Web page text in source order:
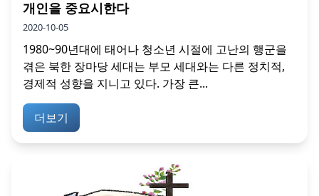
개인을 중요시한다
2020-10-05
1980~90년대에 태어나 청소년 시절에 고난의 행군을
겪은 북한 장마당 세대는 부모 세대와는 다른 정치적,
경제적 성향을 지니고 있다. 가장 큰...
더보기